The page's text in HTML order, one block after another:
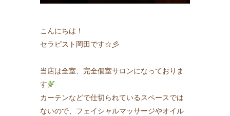
こんにちは！
セラピスト岡田です☆彡
当店は全室、完全個室サロンになっておりま
す
カーテンなどで仕切られているスペースでは
ないので、フェイシャルマッサージやオイル